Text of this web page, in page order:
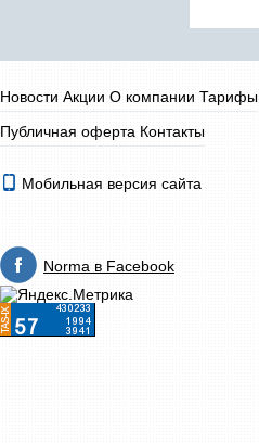
Новости Акции О компании Тарифы
Публичная оферта Контакты
Мобильная версия сайта
Norma в Facebook